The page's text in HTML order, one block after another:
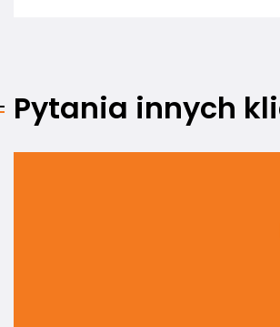
Pytania innych